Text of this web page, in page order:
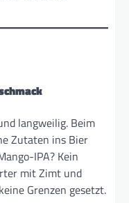
langweilig. Beim
Zutaten ins Bier
IPA? Kein
mit Zimt und
Grenzen gesetzt.